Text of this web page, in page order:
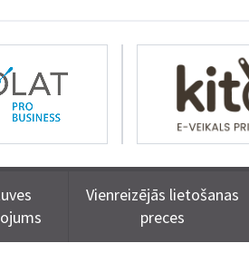
Vienreizējās lietošanas
preces